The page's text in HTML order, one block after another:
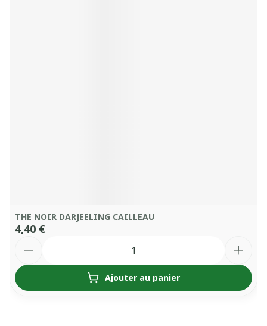
THE NOIR DARJEELING CAILLEAU
4,40 €
Ajouter au panier